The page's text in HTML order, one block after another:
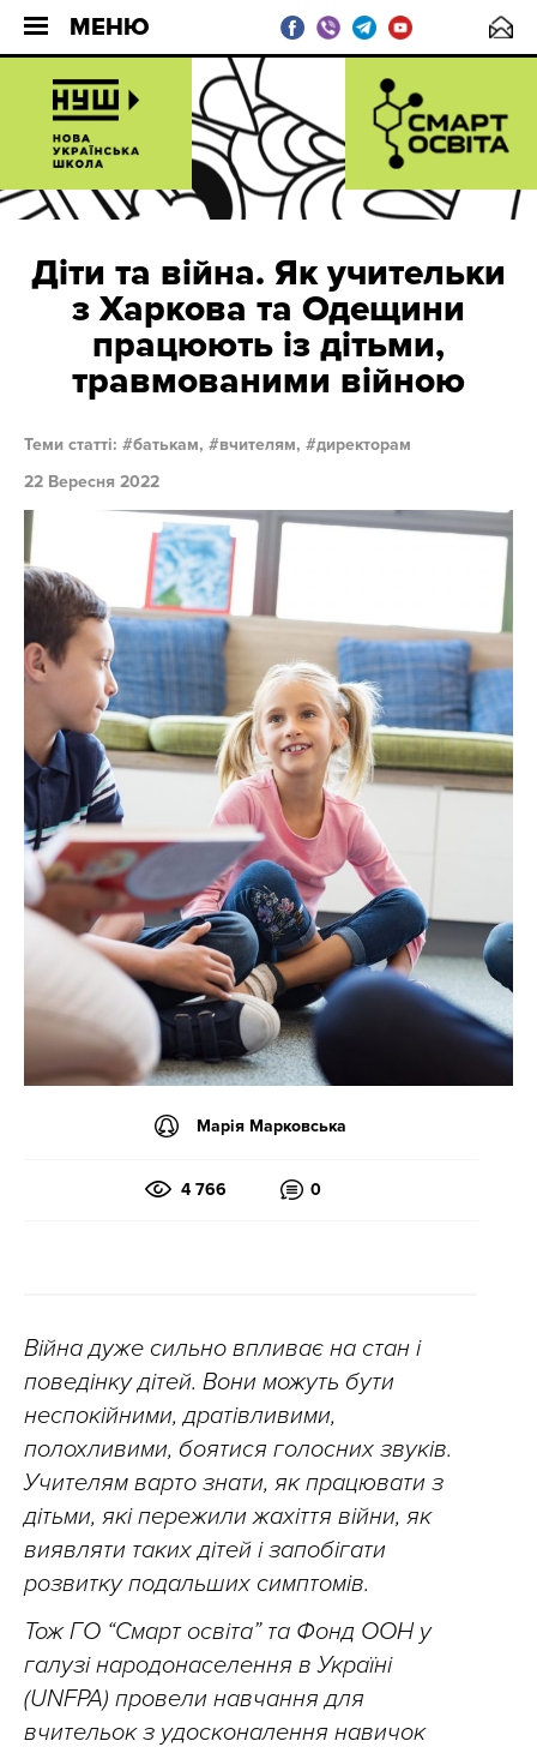
МЕНЮ
Діти та війна. Як учительки
з Харкова та Одещини
працюють із дітьми,
травмованими війною
Теми статті: батькам, вчителям,
директорам
22 Вересня 2022
Марія Марковська
4 766 0
Війна дуже сильно впливає на стан і
поведінку дітей. Вони можуть бути
неспокійними, дратівливими,
полохливими, боятися голосних звуків.
Учителям варто знати, як працювати з
дітьми, які пережили жахіття війни, як
виявляти таких дітей і запобігати
розвитку подальших симптомів.
Тож ГО “Смарт освіта” та Фонд ООН у
галузі народонаселення в Україні
(UNFPA) провели навчання для
вчительок з удосконалення навичок